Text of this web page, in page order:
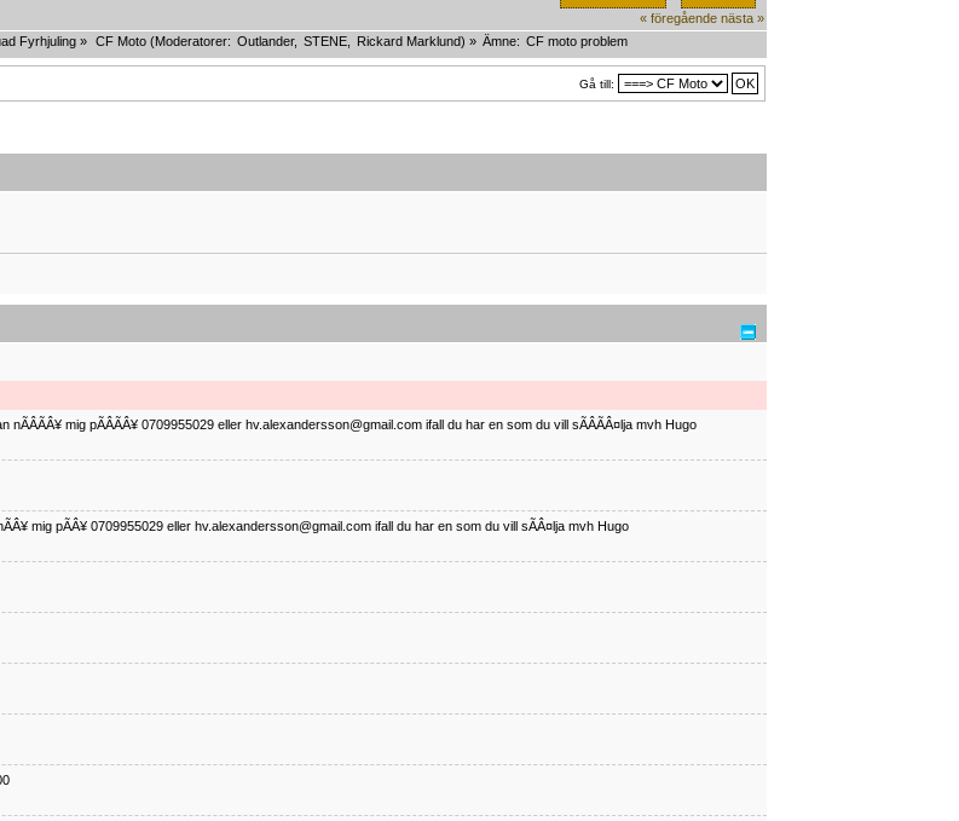
« föregående nästa »
Fyrhjuling» CF Moto(Moderatorer: Outlander, STENE, Rickard Marklund) » Ämne: CF moto problem
Gå till:
mig pÃÂÃÂ¥ 0709955029 eller hv.alexandersson@gmail.com ifall du har en som du vill sÃÂÃÂ¤lja mvh Hugo
mig pÃÂ¥ 0709955029 eller hv.alexandersson@gmail.com ifall du har en som du vill sÃÂ¤lja mvh Hugo